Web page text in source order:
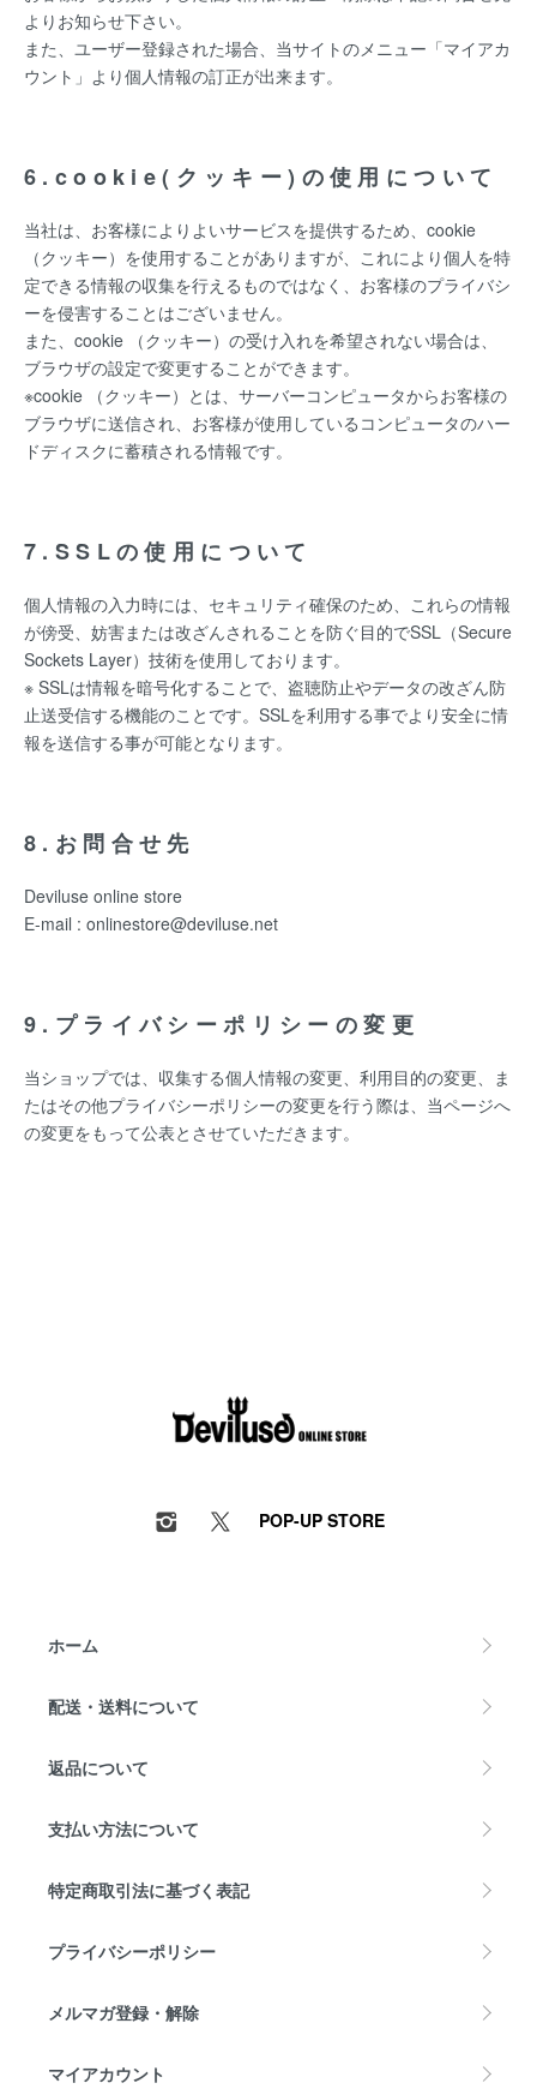
よりお知らせ下さい。
また、ユーザー登録された場合、当サイトのメニュー「マイアカ
ウント」より個人情報の訂正が出来ます。
6.cookie(クッキー)の使用について
当社は、お客様によりよいサービスを提供するため、cookie
（クッキー）を使用することがありますが、これにより個人を特
定できる情報の収集を行えるものではなく、お客様のプライバシ
ーを侵害することはございません。
また、cookie （クッキー）の受け入れを希望されない場合は、
ブラウザの設定で変更することができます。
※cookie （クッキー）とは、サーバーコンピュータからお客様の
ブラウザに送信され、お客様が使用しているコンピュータのハー
ドディスクに蓄積される情報です。
7.SSLの使用について
個人情報の入力時には、セキュリティ確保のため、これらの情報
が傍受、妨害または改ざんされることを防ぐ目的でSSL（Secure
Sockets Layer）技術を使用しております。
※ SSLは情報を暗号化することで、盗聴防止やデータの改ざん防
止送受信する機能のことです。SSLを利用する事でより安全に情
報を送信する事が可能となります。
8.お問合せ先
Deviluse online store
E-mail : onlinestore@deviluse.net
9.プライバシーポリシーの変更
当ショップでは、収集する個人情報の変更、利用目的の変更、ま
たはその他プライバシーポリシーの変更を行う際は、当ページへ
の変更をもって公表とさせていただきます。
POP-UP STORE
ホーム
配送・送料について
返品について
支払い方法について
特定商取引法に基づく表記
プライバシーポリシー
メルマガ登録・解除
マイアカウント